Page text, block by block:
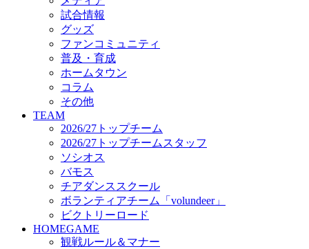
観戦ルール＆マナー
ホームゲーム運営管理規定
Jリーグ運営管理規定
写真・動画使用ガイドライン
ロートフィールド奈良
SCHEDULE
2026/27
練習見学時のファンサービスについて
TICKET
奈良クラブ明治安田J3リーグ2026/27シーズン試
合観戦チケット
奈良クラブ明治安田Ｊ3リーグ 2026/27シーズン
「鹿パス」
観戦ルール＆マナー
FANCOMMUNITY
2026/27ファンコミュニティ
サポートショップ
GOODS
試合情報
グッズ
ファンコミュニティ
普及・育成
ホームタウン
コラム
その他
TEAM
2026/27トップチーム
2026/27トップチームスタッフ
ソシオス
バモス
チアダンススクール
ボランティアチーム「volundeer」
ビクトリーロード
HOMEGAME
観戦ルール＆マナー